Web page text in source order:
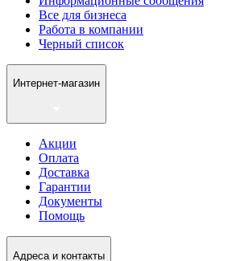
Все для бизнеса
Работа в компании
Черный список
Интернет-магазин
Акции
Оплата
Доставка
Гарантии
Документы
Помощь
Адреса и контакты